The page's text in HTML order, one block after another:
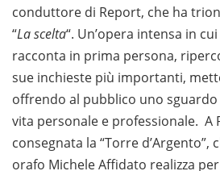
conduttore di Report, che ha
“La scelta“. Un’opera intensa in
racconta in prima persona,
sue inchieste più importanti,
offrendo al pubblico uno
vita personale e professionale. A
consegnata la “Torre d’Argento”,
orafo Michele Affidato realizza